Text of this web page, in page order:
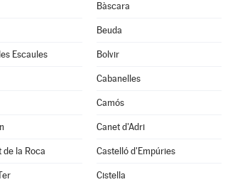
Bàscara
Beuda
Escaules Bolvir
Cabanelles
Camós
Canet d'Adri
de la Roca Castelló d'Empúries
Cistella